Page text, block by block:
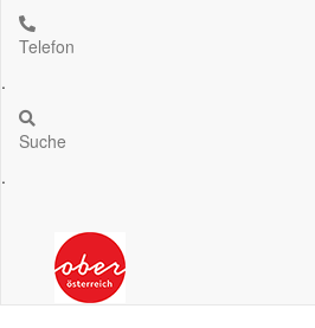
Telefon
.
Suche
.